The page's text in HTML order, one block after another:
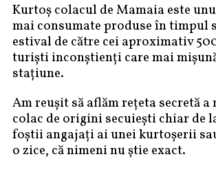
Kurtoș colacul de Mamaia este
mai consumate produse în timpul
estival de către cei aproximativ
turiști inconștienți care mai
stațiune.
Am reușit să aflăm rețeta secretă
colac de origini secuiești chiar de
foștii angajați ai unei kurtoșerii
o zice, că nimeni nu știe exact.